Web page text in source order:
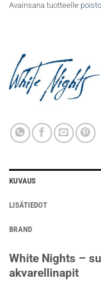
Avainsana tuotteelle
KUVAUS
LISÄTIEDOT
BRAND
White Nights –
akvarellinapit